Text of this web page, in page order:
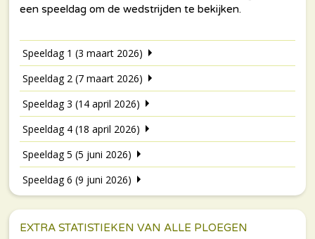
Speeldag 1 (3 maart 2026)
Speeldag 2 (7 maart 2026)
Speeldag 3 (14 april 2026)
Speeldag 4 (18 april 2026)
Speeldag 5 (5 juni 2026)
Speeldag 6 (9 juni 2026)
EXTRA STATISTIEKEN VAN ALLE PLOEGEN